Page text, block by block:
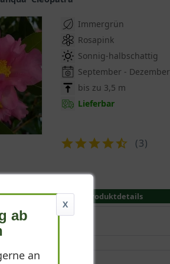
Eleganz und Harmonie. Auch
Die attraktive Schönheit wurde
mit einer facettenreichen sowie
aufrecht in die Höhe und formen
eignet sich daher hervorragend für
der ersten zwei Jahre. Dann funkelt
Immergrün
Rosapink
Sonnig-halbschattig
September - Dezember
bis zu 3,5 m
Lieferbar
(3)
Produktdetails
X
ab
an